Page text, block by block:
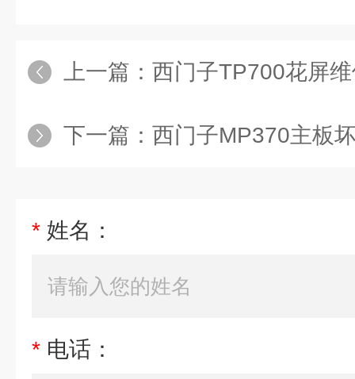
上一篇： 西门子TP700花屏
下一篇： 西门子MP370主板
* 姓名：
* 电话：